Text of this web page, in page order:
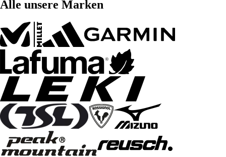
Alle unsere Marken